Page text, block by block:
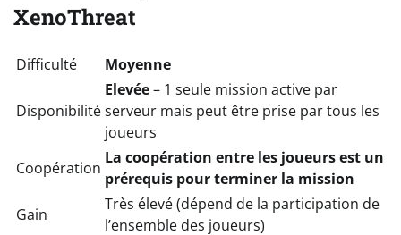
XenoThreat
Difficulté Moyenne
Disponibilité
Elevée– 1 seule mission active par
serveur mais peut être prise par tous les
joueurs
Coopération
La coopération entre les joueurs est un
prérequis pour terminer la mission
Gain
Très élevé (dépend de la participation de
l’ensemble des joueurs)